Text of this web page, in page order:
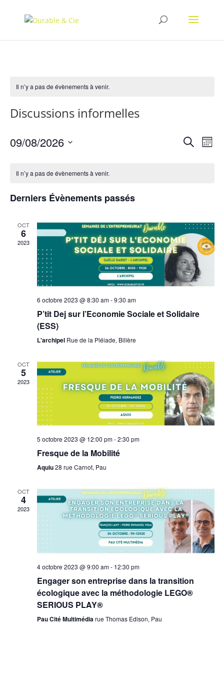
Il n’y a pas de évènements à venir.
Discussions informelles
Recherche
de
Mois
09/08/2026
date.
Il n’y a pas de évènements à venir.
Derniers Évènements passés
OCT
6
2023
6 octobre 2023 @ 8:30 am-9:30 am
P’tit Dej sur l’Economie Sociale et Solidaire
(ESS)
L'archipel Rue de la Pléiade, Billère
OCT
5
2023
5 octobre 2023 @ 12:00 pm-2:30 pm
Fresque de la Mobilité
Aquiu28 rue Carnot, Pau
OCT
4
2023
4 octobre 2023 @ 9:00 am- 12:30 pm
Engager son entreprise dans la transition
écologique avec la méthodologie LEGO®
SERIOUS PLAY®
Pau Cité Multimédiarue Thomas Edison, Pau